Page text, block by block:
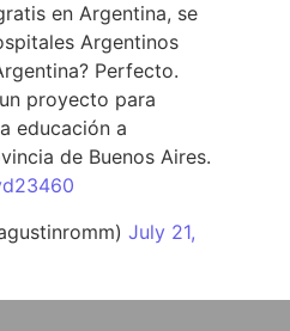
en Argentina, se
Argentinos
Perfecto.
proyecto para
educación a
de Buenos Aires.
July 21,